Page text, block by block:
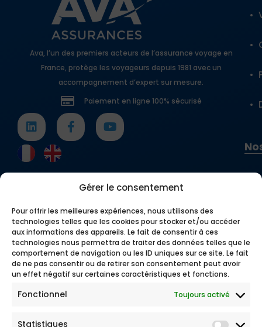
Gérer le consentement
Pour offrir les meilleures expériences, nous utilisons des
technologies telles que les cookies pour stocker et/ou accéder
aux informations des appareils. Le fait de consentir à ces
technologies nous permettra de traiter des données telles que le
comportement de navigation ou les ID uniques sur ce site. Le fait
de ne pas consentir ou de retirer son consentement peut avoir
un effet négatif sur certaines caractéristiques et fonctions.
Fonctionnel Toujours activé
Statistiques
Ava, l’un des premiers acteurs de l’assurance voyage en
France, protège les voyageurs depuis 1981 avec un
accompagnement d’expert sur mesure.
Paiement en ligne 100% sécurisé